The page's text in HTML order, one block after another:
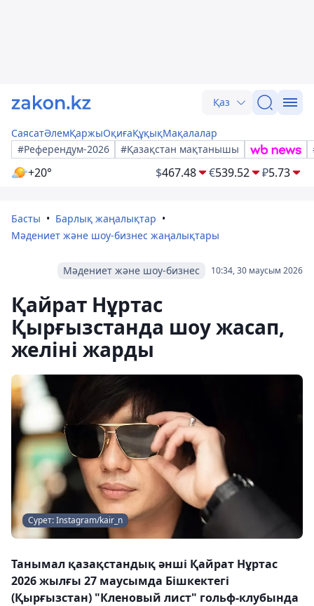
Қаз
СаясатӘлемҚаржыОқиғаҚұқықМақалалар
#Референдум-2026
#Қазақстан мақтанышы
+20° $467.48 €539.52 ₽5.73
Басты
Барлық жаңалықтар
Мәдениет және шоу-бизнес жаңалықтары
10:34, 30 маусым 2026
Мәдениет және шоу-бизнес
Қайрат Нұртас
Қырғызстанда шоу жасап,
желіні жарды
Сурет: Instagram/kair_n
Танымал қазақстандық әнші Қайрат Нұртас
2026 жылғы 27 маусымда Бішкектегі
(Қырғызстан) "Кленовый лист" гольф-клубында